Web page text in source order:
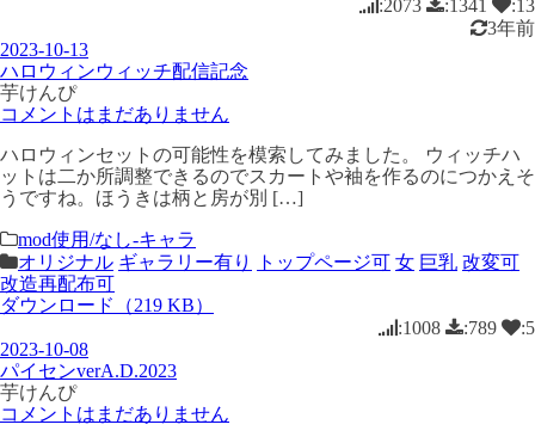
:2073
:1341
:13
3年前
2023-10-13
ハロウィンウィッチ配信記念
芋けんぴ
コメントはまだありません
ハロウィンセットの可能性を模索してみました。 ウィッチハ
ットは二か所調整できるのでスカートや袖を作るのにつかえそ
うですね。ほうきは柄と房が別 […]
mod使用/なし-キャラ
オリジナル ギャラリー有り トップページ可 女 巨乳 改変可
改造再配布可
ダウンロード（219 KB）
:1008
:789
:5
2023-10-08
パイセンverA.D.2023
芋けんぴ
コメントはまだありません